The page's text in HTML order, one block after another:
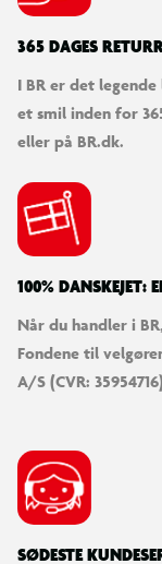
For information
365 DAGES
I BR er det
et smil inden for
eller på BR.dk.
100% DANSKEJET:
Når du handler i
Fondene til
A/S (CVR:
SØDESTE